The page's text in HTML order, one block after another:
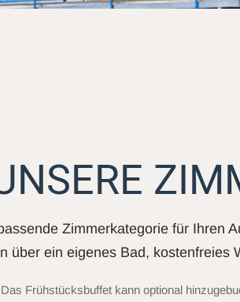
Zimmerkategorie für Ihren
über ein eigenes Bad, kostenfreies
Das Frühstücksbuffet kann optional